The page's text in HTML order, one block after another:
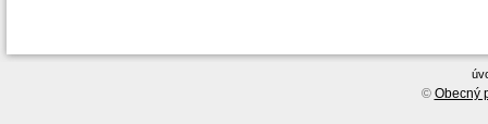
© Obecný